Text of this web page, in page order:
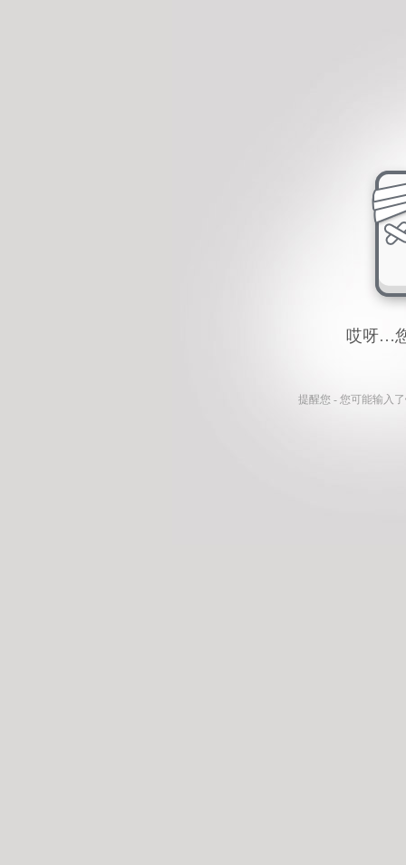
哎呀…
提醒您 - 您可能输入